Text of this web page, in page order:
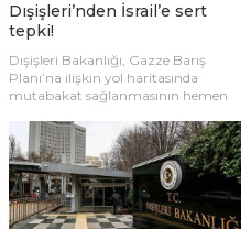
Dışişleri’nden İsrail’e sert
tepki!
Dışişleri Bakanlığı, Gazze Barış
Planı’na ilişkin yol haritasında
mutabakat sağlanmasının hemen
düzenlediği saldırılara sert tepki
gösterdi. Açıklamada, Netanyahu
hükümetinin Filistin’le barış yapma
iradesi taşımadığı vurgulanırken,
uluslararası topluma daha güçlü
tutum alma çağrısı yapıldı.